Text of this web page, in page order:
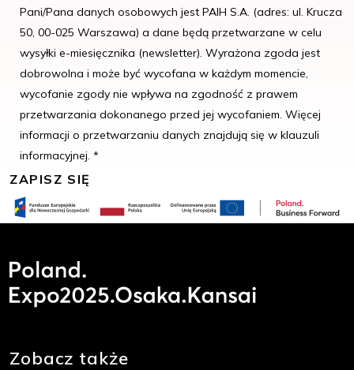
Pani/Pana danych osobowych jest PAIH S.A. (adres: ul. Krucza
50, 00-025 Warszawa) a dane będą przetwarzane w celu
wysyłki e-miesięcznika (newsletter). Wyrażona zgoda jest
dobrowolna i może być wycofana w każdym momencie,
wycofanie zgody nie wpływa na zgodność z prawem
przetwarzania dokonanego przed jej wycofaniem. Więcej
informacji o przetwarzaniu danych znajdują się w klauzuli
informacyjnej. *
Zobacz także